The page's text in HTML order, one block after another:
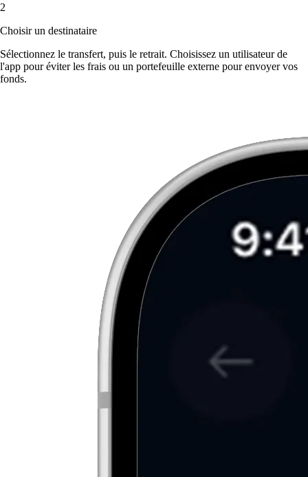
2
Choisir un destinataire
Sélectionnez le transfert, puis le retrait. Choisissez un utilisateur de
l'app pour éviter les frais ou un portefeuille externe pour envoyer vos
fonds.